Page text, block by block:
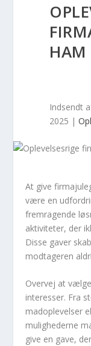
HAM
Indsendt
2025 |
At give
være en
fremragende
aktiviteter, der
Disse gaver
modtageren
Overvej at
interesser. Fra
madoplevelser
mulighederne
give en gave,